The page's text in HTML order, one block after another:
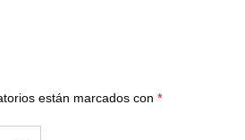
están marcados con *